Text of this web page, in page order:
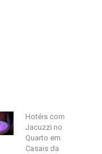
Hotéis com
Jacuzzi no
Quarto em
Casais da